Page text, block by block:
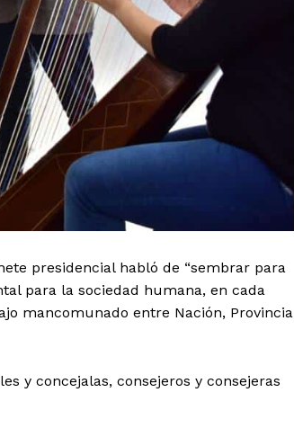
presidencial habló de “sembrar para
para la sociedad humana, en cada
mancomunado entre Nación, Provincia
y concejalas, consejeros y consejeras